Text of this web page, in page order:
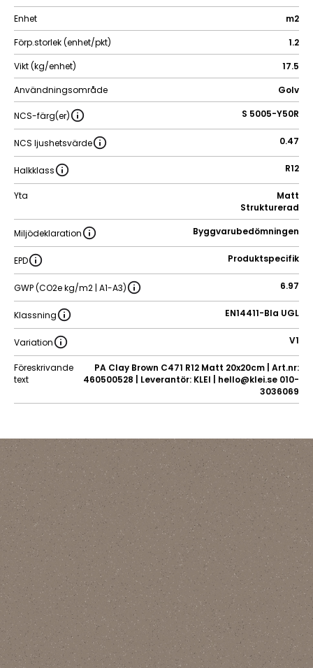
Enhet
m2
Förp.storlek (enhet/pkt)
1.2
Vikt (kg/enhet)
17.5
Användningsområde
Golv
NCS-färg(er) S 5005-Y50R
NCS ljushetsvärde 0.47
Halkklass R12
Yta
Matt
Strukturerad
Miljödeklaration Byggvarubedömningen
EPD Produktspecifik
GWP (CO2e kg/m2 | A1-A3) 6.97
Klassning EN14411-BIa UGL
Variation V1
Föreskrivande
text
PA Clay Brown C471 R12 Matt 20x20cm | Art.nr:
460500528 | Leverantör: KLEI | hello@klei.se 010-
3036069